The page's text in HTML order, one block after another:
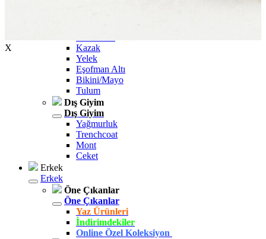
Kazak
Yelek
Eşofman Altı
Bikini/Mayo
Tulum
Dış Giyim
Dış Giyim
Yağmurluk
Trenchcoat
Mont
Ceket
Erkek
Erkek
Öne Çıkanlar
Öne Çıkanlar
Yaz Ürünleri
İndirimdekiler
Online Özel Koleksiyon
X